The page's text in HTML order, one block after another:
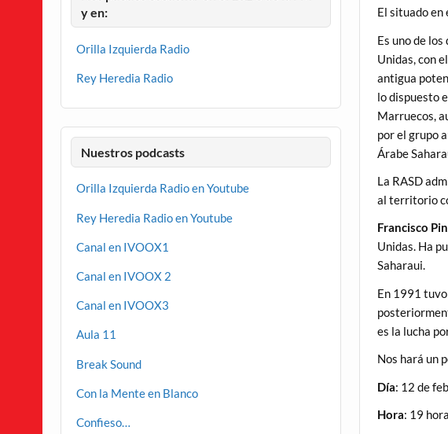
El situado
Es uno de
Unidas, con
antigua
lo dispuesto
Marruecos,
por el grupo
Árabe
La RASD
al territorio
Francisco
Unidas. Ha
Saharaui.
En 1991
es la lucha
Nos hará un
Día: 12 de
Hora: 19
y en:
Orilla Izquierda Radio
Rey Heredia Radio
Nuestros podcasts
Orilla Izquierda Radio en Youtube
Rey Heredia Radio en Youtube
Canal en IVOOX1
Canal en IVOOX 2
Canal en IVOOX3
Aula 11
Break Sound
Con la Mente en Blanco
Confieso…